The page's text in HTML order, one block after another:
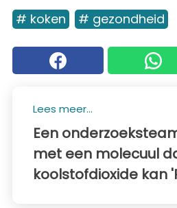
# koken # gezondheid
Lees meer...
Een
met een molecuul
koolstofdioxide kan